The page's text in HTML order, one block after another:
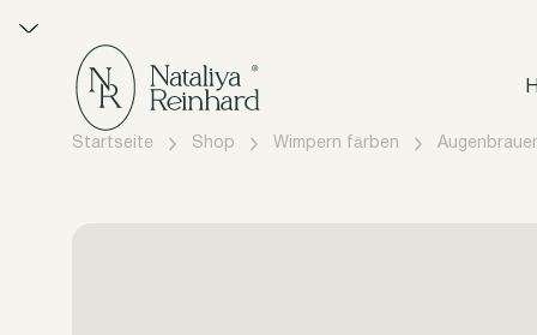
Startseite Shop Wimpern färben